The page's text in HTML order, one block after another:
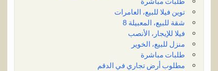
توين فيلا للبيع، العامرات
شقة للبيع، المعبيلة 8
فيلا للإيجار، الأنصب
منزل للبيع، الخوير
طلبات مباشرة
مطلوب أرض تجاري في الدقم